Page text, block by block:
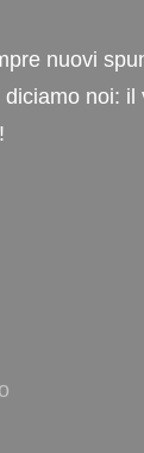
nuovi
noi: il